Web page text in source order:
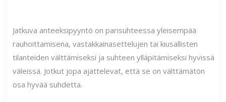
Jatkuva anteeksipyyntö on parisuhteessa yleisempää
rauhoittamisena, vastakkainasettelujen tai kiusallisten
tilanteiden välttämiseksi ja suhteen ylläpitämiseksi hyvissä
väleissä. Jotkut jopa ajattelevat, että se on välttämätön
osa hyvää suhdetta.